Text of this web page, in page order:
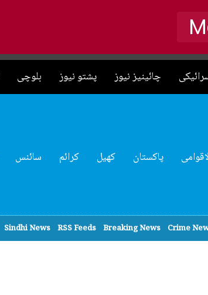
بلوچی پشتو نیوز چائینیز نیوز
سائنس کرائم کھیل پاکستان
Sindhi News RSS Feeds Breaking News Crime